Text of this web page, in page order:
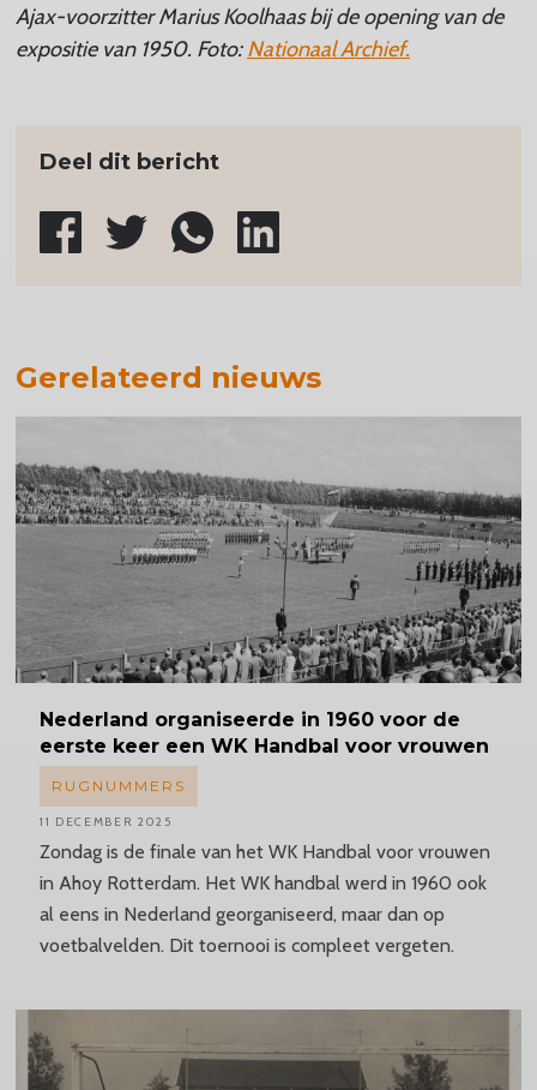
Ajax-voorzitter Marius Koolhaas bij de opening van de
expositie van 1950. Foto:Nationaal Archief.
Deel dit bericht
Gerelateerd nieuws
Nederland organiseerde in 1960 voor de
eerste keer een WK Handbal voor vrouwen
Zondag is de finale van het WK Handbal voor vrouwen
in Ahoy Rotterdam. Het WK handbal werd in 1960 ook
al eens in Nederland georganiseerd, maar dan op
voetbalvelden. Dit toernooi is compleet vergeten.
RUGNUMMERS
11 DECEMBER 2025